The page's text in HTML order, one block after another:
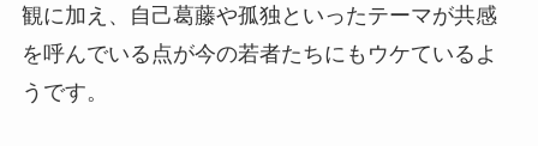
観に加え、自己葛藤や孤独といったテーマが共感
を呼んでいる点が今の若者たちにもウケているよ
うです。